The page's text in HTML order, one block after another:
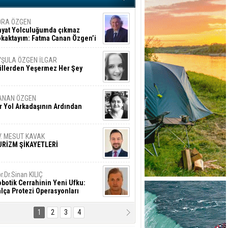
ÖZGEN
Yolculuğumda çıkmaz
Fatma Canan Özgen’i
ÖZGEN İLGAR
Yeşermez Her Şey
ÖZGEN
Yol Arkadaşının Ardından
MESUT KAVAK
ŞİKAYETLERİ
KILIÇ
Cerrahinin Yeni Ufku:
Protezi Operasyonları
BAŞAN
Şaşırmayacağız
1 2 3 4